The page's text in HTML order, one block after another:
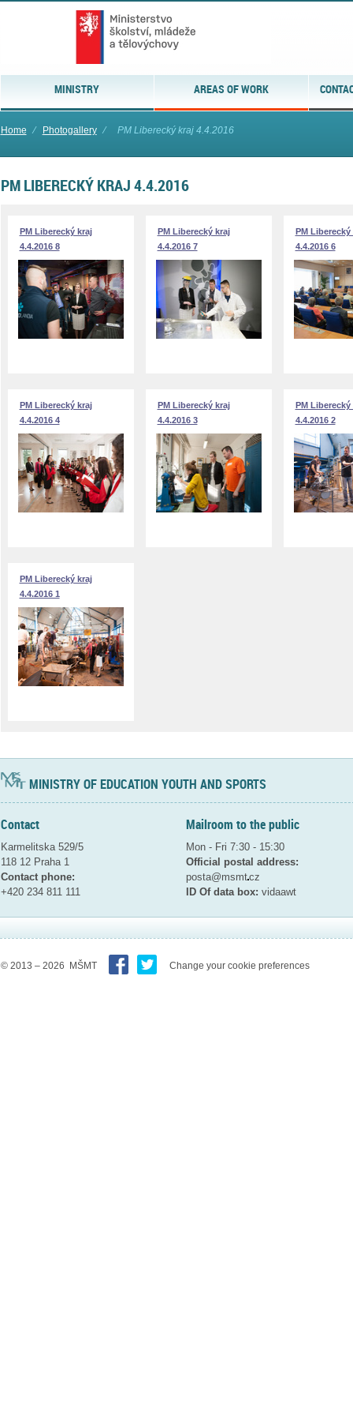
MINISTRY AREAS OF WORK
Home ⁄ Photogallery ⁄ PM Liberecký kraj 4.4.2016
PM LIBERECKÝ KRAJ 4.4.2016
PM Liberecký kraj
4.4.2016 8
PM Liberecký kraj
4.4.2016 7
PM Liberecký
4.4.2016 6
PM Liberecký kraj
4.4.2016 4
PM Liberecký kraj
4.4.2016 3
PM Liberecký
4.4.2016 2
PM Liberecký kraj
4.4.2016 1
MINISTRY OF EDUCATION YOUTH AND SPORTS
Contact
Karmelitska 529/5
118 12 Praha 1
Contact phone:
+420 234 811 111
Mailroom to the public
Mon - Fri 7:30 - 15:30
Official postal address:
posta@msmtcz
ID Of data box: vidaawt
© 2013 – 2026 MŠMT Change your cookie preferences